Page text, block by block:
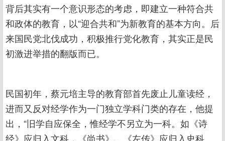
背后其实有一个意识形态的考虑，即建立一种符合共
和政体的教育，以“迎合共和”为新教育的基本方向。后
来国民党北伐成功，积极推行党化教育，其实正是民
初激进举措的翻版而已。
民国初年，蔡元培主导的教育部首先废止儿童读经，
进而又反对经学作为一门独立学科门类的存在，他提
出，“旧学自应保全，惟经学不另立为一科。如《诗
经》应归入文科，《尚书》、《左传》应归入史科